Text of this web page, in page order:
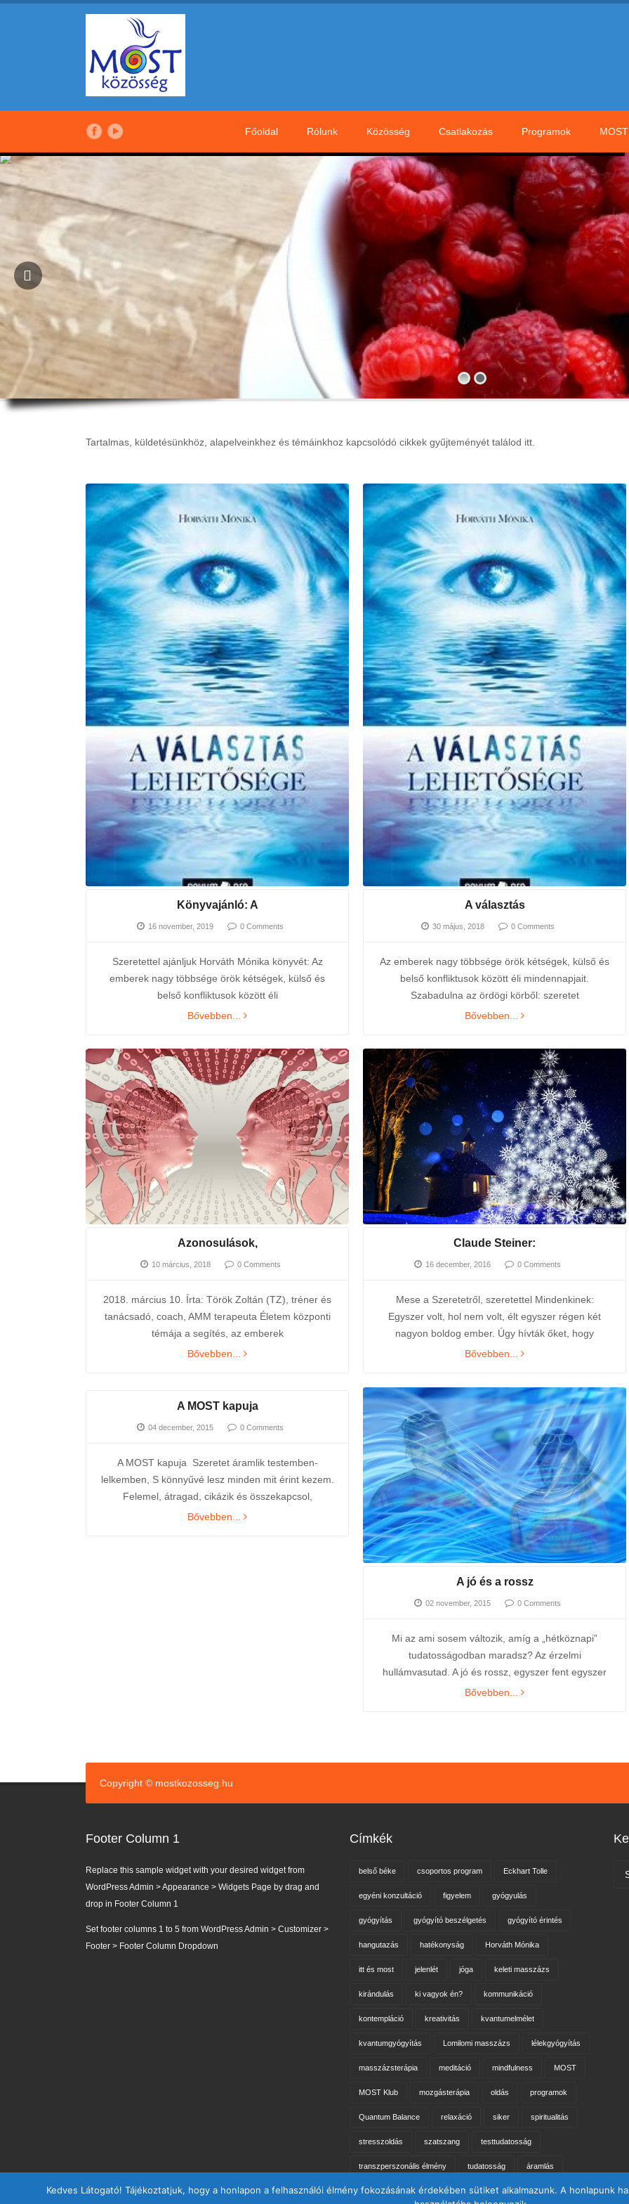
Főoldal Rólunk Közösség Csatlakozás Programok
Tartalmas, küldetésünkhöz, alapelveinkhez és témáinkhoz kapcsolódó cikkek gyűjteményét találod itt.
Könyvajánló: A
16 november, 2019 0 Comments
Szeretettel ajánljuk Horváth Mónika könyvét: Az
emberek nagy többsége örök kétségek, külső és
belső konfliktusok között éli
Bővebben...
A választás
30 május, 2018 0 Comments
Az emberek nagy többsége örök kétségek, külső és
belső konfliktusok között éli mindennapjait.
Szabadulna az ördögi körből: szeretet
Bővebben...
Azonosulások,
10 március, 2018 0 Comments
2018. március 10. Írta: Török Zoltán (TZ), tréner és
tanácsadó, coach, AMM terapeuta Életem központi
témája a segítés, az emberek
Bővebben...
Claude Steiner:
16 december, 2016 0 Comments
Mese a Szeretetről, szeretettel Mindenkinek:
Egyszer volt, hol nem volt, élt egyszer régen két
nagyon boldog ember. Úgy hívták őket, hogy
Bővebben...
A MOST kapuja
04 december, 2015 0 Comments
A MOST kapuja Szeretet áramlik testemben-
lelkemben, S könnyűvé lesz minden mit érint kezem.
Felemel, átragad, cikázik és összekapcsol,
Bővebben...
A jó és a rossz
02 november, 2015 0 Comments
Mi az ami sosem változik, amíg a „hétköznapi”
tudatosságodban maradsz? Az érzelmi
hullámvasutad. A jó és rossz, egyszer fent egyszer
Bővebben...
2024. őszi hírlevél
26th augusztus 2024 / 0 Comments
Kedves
2023. Tavaszi hírlevél
23rd április 2023 / 0 Comments
2022. Karácsonyi hírlevél
22nd december 2022 /0 Comments
következőt, és figyeld meg,
miként változik a
Copyright © mostkozosseg.hu
Footer Column 1
Replace this sample widget with your desired widget from
WordPress Admin > Appearance > Widgets Page by drag and
drop in Footer Column 1
Set footer columns 1 to 5 from WordPress Admin > Customizer >
Footer > Footer Column Dropdown
Címkék
belső béke csoportos program Eckhart Tolle
egyéni konzultáció figyelem gyógyulás
gyógyítás gyógyító beszélgetés gyógyító érintés
hangutazás hatékonyság Horváth Mónika
itt és most jelenlét jóga keleti masszázs
kirándulás ki vagyok én? kommunikáció
kontempláció kreativitás kvantumelmélet
kvantumgyógyítás Lomilomi masszázs lélekgyógyítás
masszázsterápia meditáció mindfulness MOST
MOST Klub mozgásterápia oldás programok
Quantum Balance relaxáció siker spiritualitás
stresszoldás szatszang testtudatosság
transzperszonális élmény tudatosság áramlás
önismeret önismereti csoport
Kedves Látogató! Tájékoztatjuk, hogy a honlapon a felhasználói élmény fokozásának érdekében sütiket alkalmazunk. A honlapunk